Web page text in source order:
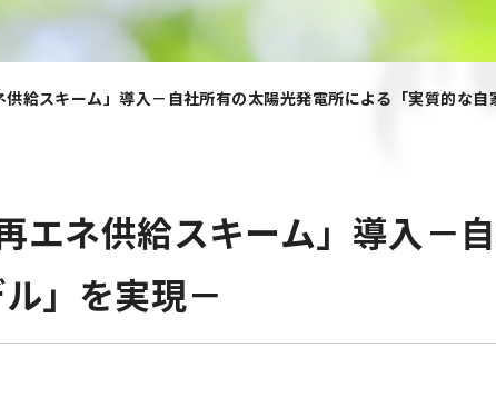
給スキーム」導入－自社所有の太陽光発電所による「実質的な自
エネ供給スキーム」導入－
」を実現－